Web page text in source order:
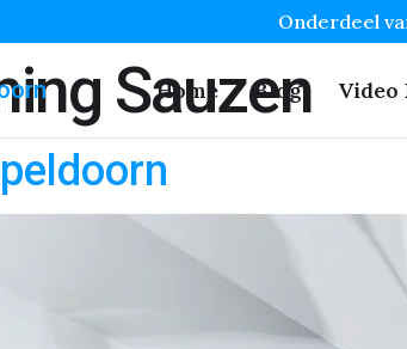
Onderdeel
Home Blog Video
Sauzen